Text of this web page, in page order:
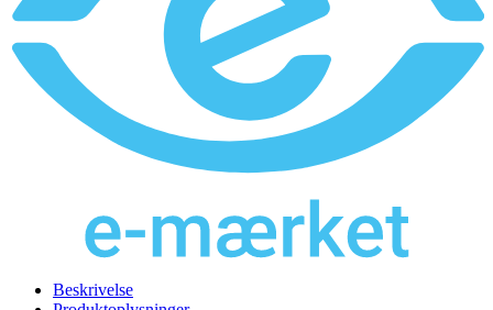
Beskrivelse